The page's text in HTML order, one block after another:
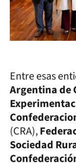
Entre esas
Argentina de
(CRA),
Sociedad